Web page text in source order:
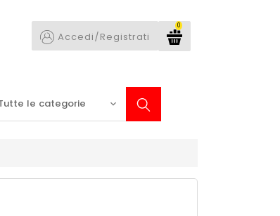
0
Accedi/Registrati